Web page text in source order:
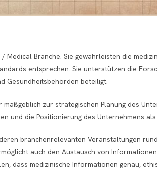
Branche. Sie gewährleisten die
entsprechen. Sie unterstützen die
Gesundheitsbehörden beteiligt.
zur strategischen Planung des
und die Positionierung des Unternehmens
branchenrelevanten Veranstaltungen
auch den Austausch von
dass medizinische Informationen genau,